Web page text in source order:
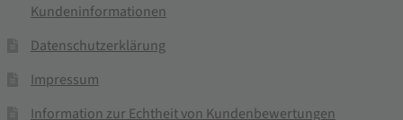
Kundeninformationen
Datenschutzerklärung
Impressum
Information zur Echtheit von Kundenbewertungen